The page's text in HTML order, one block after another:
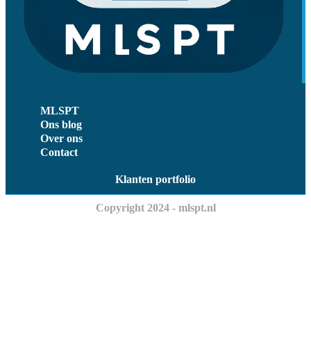
MLSPT
Ons blog
Over ons
Contact
Klanten portfolio
Copyright 2024 - mlspt.nl